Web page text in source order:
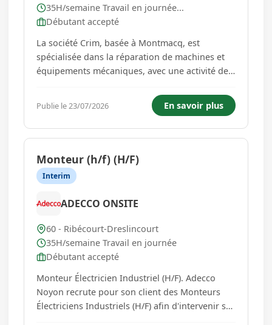
35H/semaine Travail en journée...
Débutant accepté
La société Crim, basée à Montmacq, est
spécialisée dans la réparation de machines et
équipements mécaniques, avec une activité de
s'associe avec Proméo et France Travail pour
vous proposer un parcours de montée en
compétences unique: une...
Publie le 23/07/2026 En savoir plus
Monteur (h/f) (H/F)
Interim
ADECCO ONSITE
60 - Ribécourt-Dreslincourt
35H/semaine Travail en journée
Débutant accepté
Monteur Électricien Industriel (H/F). Adecco
Noyon recrute pour son client des Monteurs
Électriciens Industriels (H/F) afin d'intervenir sur